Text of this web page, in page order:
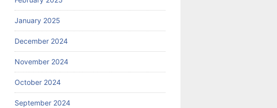
January 2025
December 2024
November 2024
October 2024
September 2024